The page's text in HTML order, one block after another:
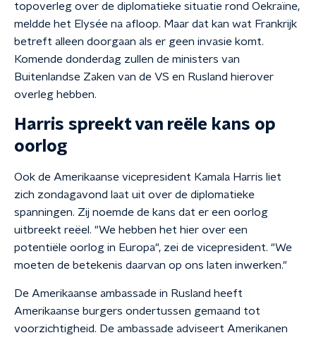
topoverleg over de diplomatieke situatie rond Oekraïne,
meldde het Elysée na afloop. Maar dat kan wat Frankrijk
betreft alleen doorgaan als er geen invasie komt.
Komende donderdag zullen de ministers van
Buitenlandse Zaken van de VS en Rusland hierover
overleg hebben.
Harris spreekt van reële kans op
oorlog
Ook de Amerikaanse vicepresident Kamala Harris liet
zich zondagavond laat uit over de diplomatieke
spanningen. Zij noemde de kans dat er een oorlog
uitbreekt reëel. "We hebben het hier over een
potentiële oorlog in Europa", zei de vicepresident. "We
moeten de betekenis daarvan op ons laten inwerken."
De Amerikaanse ambassade in Rusland heeft
Amerikaanse burgers ondertussen gemaand tot
voorzichtigheid. De ambassade adviseert Amerikanen